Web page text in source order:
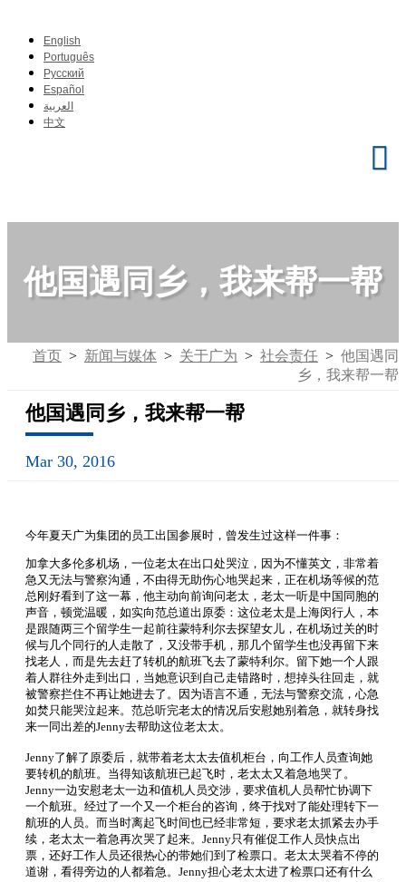
English
Português
Pусский
Español
العربية
中文
他国遇同乡，我来帮一帮
首页 > 新闻与媒体 > 关于广为 > 社会责任 > 他国遇同
乡，我来帮一帮
他国遇同乡，我来帮一帮
Mar 30, 2016
今年夏天广为集团的员工出国参展时，曾发生过这样一件事：
加拿大多伦多机场，一位老太在出口处哭泣，因为不懂英文，非常着
急又无法与警察沟通，不由得无助伤心地哭起来，正在机场等候的范
总刚好看到了这一幕，他主动向前询问老太，老太一听是中国同胞的
声音，顿觉温暖，如实向范总道出原委：这位老太是上海闵行人，本
是跟随两三个留学生一起前往蒙特利尔去探望女儿，在机场过关的时
候与几个同行的人走散了，又没带手机，那几个留学生也没再留下来
找老人，而是先去赶了转机的航班飞去了蒙特利尔。留下她一个人跟
着人群往外走到出口，当她意识到自己走错路时，想掉头往回走，就
被警察拦住不再让她进去了。因为语言不通，无法与警察交流，心急
如焚只能哭泣起来。范总听完老太的情况后安慰她别着急，就转身找
来一同出差的Jenny去帮助这位老太太。
Jenny了解了原委后，就带着老太太去值机柜台，向工作人员查询她
要转机的航班。当得知该航班已起飞时，老太太又着急地哭了。
Jenny一边安慰老太一边和值机人员交涉，要求值机人员帮忙协调下
一个航班。经过了一个又一个柜台的咨询，终于找对了能处理转下一
航班的人员。而当时离起飞时间也已经非常短，要求老太抓紧去办手
续，老太太一着急再次哭了起来。Jenny只有催促工作人员快点出
票，还好工作人员还很热心的带她们到了检票口。老太太哭着不停的
道谢，看得旁边的人都着急。Jenny担心老太太进了检票口还有什么